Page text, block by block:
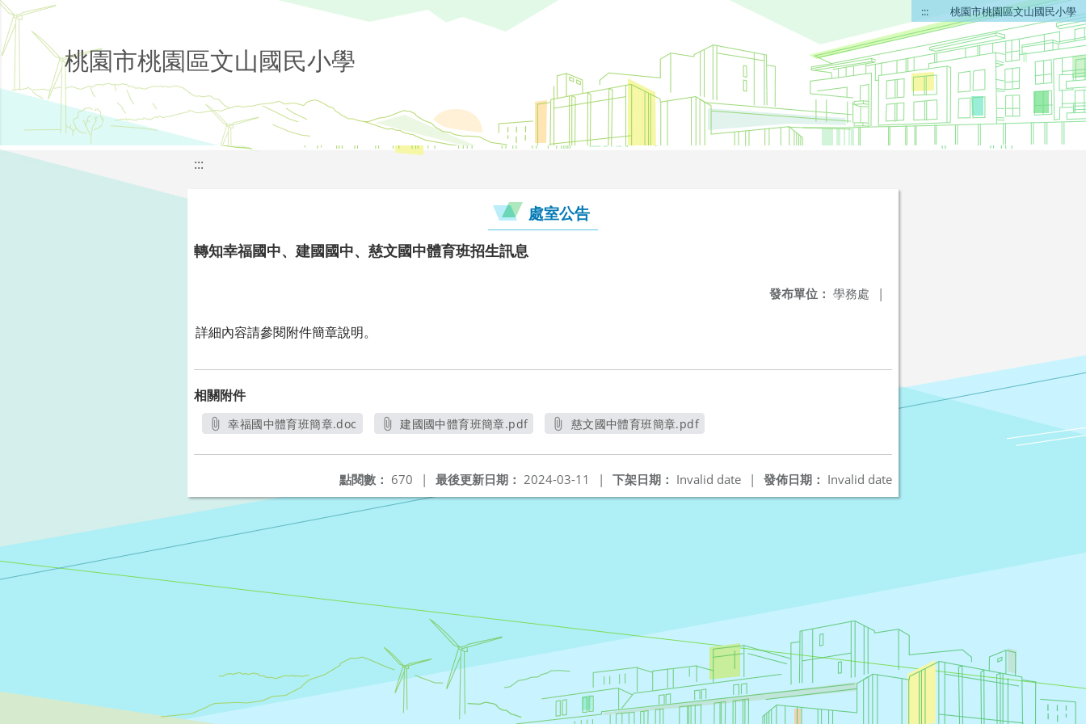
::: 桃園市桃園區文山國民小學
桃園市桃園區文山國民小學
:::
處室公告
轉知幸福國中、建國國中、慈文國中體育班招生訊息
發布單位： 學務處 |
詳細內容請參閱附件簡章說明。
相關附件
幸福國中體育班簡章.doc
建國國中體育班簡章.pdf
慈文國中體育班簡章.pdf
發佈日期： Invalid date
下架日期： Invalid date |
最後更新日期： 2024-03-11 |
點閱數： 670 |